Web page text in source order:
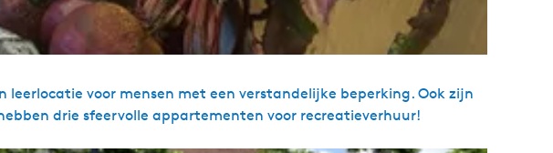
voor mensen met een verstandelijke beperking. Ook zijn
drie sfeervolle appartementen voor recreatieverhuur!